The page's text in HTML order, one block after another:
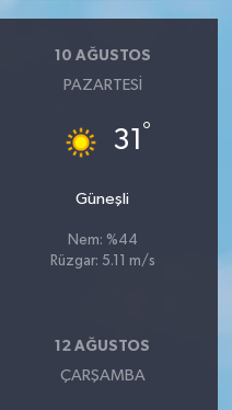
10 AĞUSTOS
PAZARTESI
31 °
Güneşli
Nem: %44
Rüzgar: 5.11 m/s
12 AĞUSTOS
ÇARŞAMBA